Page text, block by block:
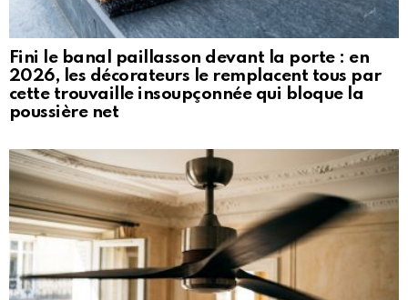
Fini le banal paillasson devant la porte : en
2026, les décorateurs le remplacent tous par
cette trouvaille insoupçonnée qui bloque la
poussière net